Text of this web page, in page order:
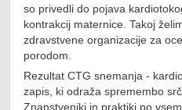
so privedli do pojava
kontrakcij maternice. Takoj
zdravstvene organizacije za
porodom.
Rezultat CTG snemanja -
zapis, ki odraža spremembo
Znanstveniki in praktiki po